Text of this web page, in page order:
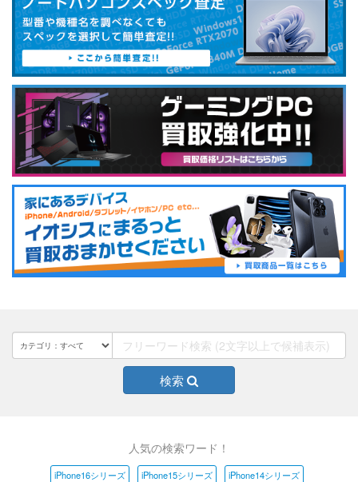
検索
人気の検索ワード！
iPhone16シリーズ iPhone15シリーズ
iPhone14シリーズ